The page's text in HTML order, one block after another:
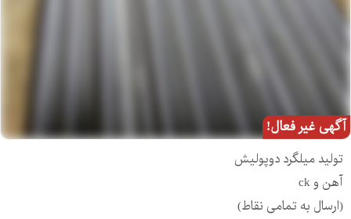
آگهی غیر فعال!
تولید میلگرد دوپولیش
آهن و ck
(ارسال به تمامی نقاط)